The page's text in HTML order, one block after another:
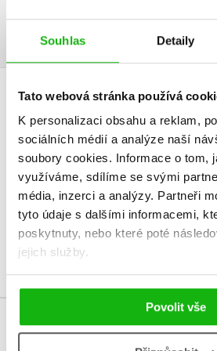
Souhlas Detaily
Tato webová stránka používá
K personalizaci obsahu a reklam,
sociálních médií a analýze naší
soubory cookies. Informace o tom,
využíváme, sdílíme se svými
média, inzerci a analýzy. Partneři
tyto údaje s dalšími informacemi,
poskytnuty, nebo které poté
jejich služby.
Povolit vše
HODNOCENÍ ČTENÁŘŮ
V současné době nejsou vytvořena žádná
Vaše hodnocení
Uživatelskou recenzi mohou vkládat pouze
Přihlásit
MOHLO BY VÁS